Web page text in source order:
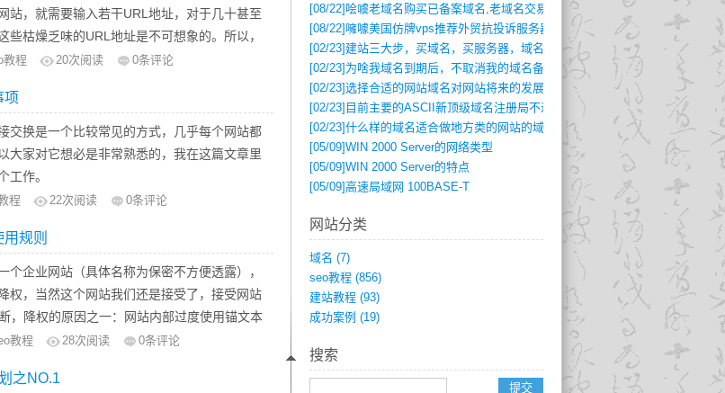
。
己网站的PR值、谷哥收录数量等情况。关于这
过站长工具（http://tool.chinaz.com）进行查询
权重1，GOOGLE PR值为3，收录量都是100以
站，就需要输入若干URL地址，对于几十甚至
些枯燥乏味的URL地址是不可想象的。所以，
术所不可比拟的，在营销型网站建设及网络营
比如我们经常碰到的EDM邮件营销，恐怕绝大
入网站地址。因为一封邮件的信息量毕竟有
扩展了营销的新途径。笔者感觉，在互联网时
，传统营销方式其实就是网络营销的前奏，而
教程 20次阅读 0条评论
项
交换是一个比较常见的方式，几乎每个网站都
大家对它想必是非常熟悉的，我在这篇文章里
工作。
;
高;
。
愈强的游戏;
程 22次阅读 0条评论
规则
个企业网站（具体名称为保密不方便透露），
权，当然这个网站我们还是接受了，接受网站
，降权的原因之一：网站内部过度使用锚文本
在这里笔者根据自己的经验进行讲解帮助更多
接页面要相关
教程 28次阅读 0条评论
之NO.1
[08/22] 哙噳老域名购买已备案域名,老域名交易,老域名出售,百度权重域名,高pr
[08/22] 噰噱美国仿牌vps推荐外贸抗投诉服务器仿牌空间主机,国外欧洲荷兰仿
[02/23]建站三大步，买域名，买服务器，域名解析及备案
[02/23] 为啥我域名到期后，不取消我的域名备案呢
[02/23]选择合适的网站域名对网站将来的发展
[02/23] 目前主要的ASCII新顶级域名注册局不过四家
[02/23]什么样的域名适合做地方类的网站的域名呢?
[05/09]WIN 2000 Server的网络类型
[05/09]WIN 2000 Server的特点
[05/09]高速局域网 100BASE-T
网站分类
域名 (7)
seo教程 (856)
建站教程 (93)
成功案例 (19)
搜索